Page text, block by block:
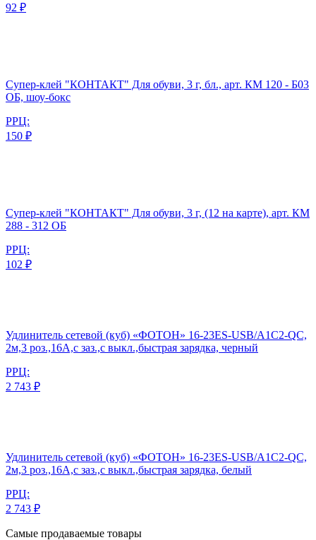
92 ₽
Супер-клей "КОНТАКТ" Для обуви, 3 г, бл., арт. КМ 120 - Б03
ОБ, шоу-бокс
РРЦ:
150 ₽
Супер-клей "КОНТАКТ" Для обуви, 3 г, (12 на карте), арт. КМ
288 - 312 ОБ
РРЦ:
102 ₽
Удлинитель сетевой (куб) «ФОТОН» 16-23ES-USB/A1C2-QC,
2м,3 роз.,16А,с заз.,с выкл.,быстрая зарядка, черный
РРЦ:
2 743 ₽
Удлинитель сетевой (куб) «ФОТОН» 16-23ES-USB/A1C2-QC,
2м,3 роз.,16А,с заз.,с выкл.,быстрая зарядка, белый
РРЦ:
2 743 ₽
Самые продаваемые товары